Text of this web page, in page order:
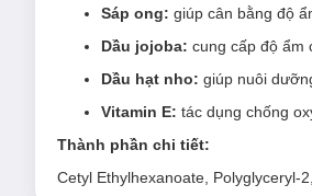
ngừa lão hóa sớm.
Có thể thay thế như kem lót
Kết cấu dạng gel mang lại
Thiết kế dạng tuýp, tiện lợi
Độ an toàn:
Không cồn
Sáp ong: giúp cân bằng độ
Dầu jojoba: cung cấp độ ẩm
Dầu hạt nho: giúp nuôi
Vitamin E: tác dụng chống
Thành phần chi tiết:
Cetyl Ethylhexanoate, Polyglyceryl-